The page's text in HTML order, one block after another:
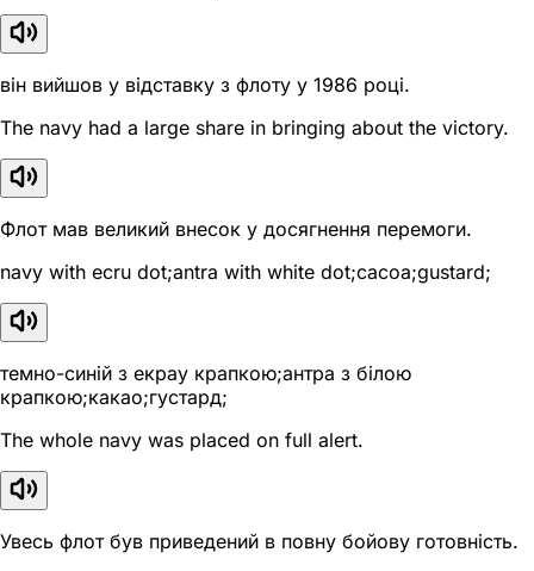
він вийшов у відставку з флоту у 1986 році.
The navy had a large share in bringing about the victory.
Флот мав великий внесок у досягнення перемоги.
navy with ecru dot;antra with white dot;cacoa;gustard;
темно-синій з екрау крапкою;антра з білою
крапкою;какао;густард;
The whole navy was placed on full alert.
Увесь флот був приведений в повну бойову готовність.